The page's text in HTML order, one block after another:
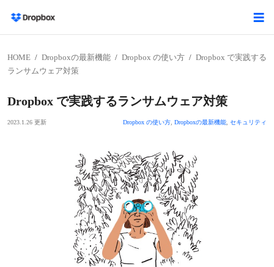
HOME Dropboxの最新機能 Dropbox の使い方
Dropbox で実践する
ランサムウェア対策
Dropbox で実践するランサムウェア対策
2023.1.26 更新 Dropbox の使い方 Dropboxの最新機能 セキュリティ